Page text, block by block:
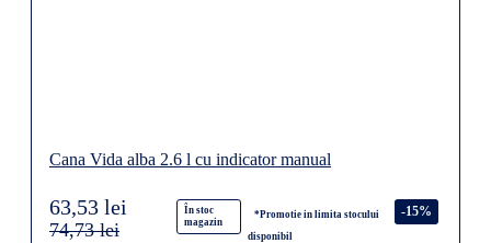
Cana Vida alba 2.6 l cu indicator manual
În stoc
magazin
*Promotie in limita stocului
disponibil
-15%
63,53 lei
74,73 lei